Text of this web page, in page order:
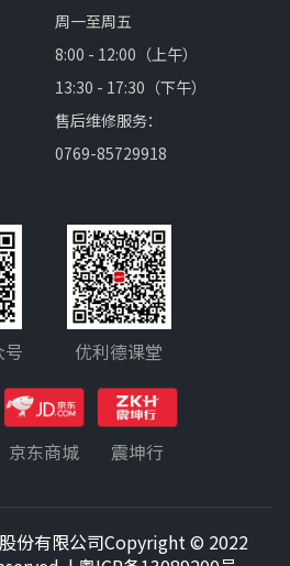
周一至周五
8:00 - 12:00（上午）
13:30 - 17:30（下午）
售后维修服务：
0769-85729918
号 优利德课堂
京东商城 震坤行
份有限公司Copyright © 2022